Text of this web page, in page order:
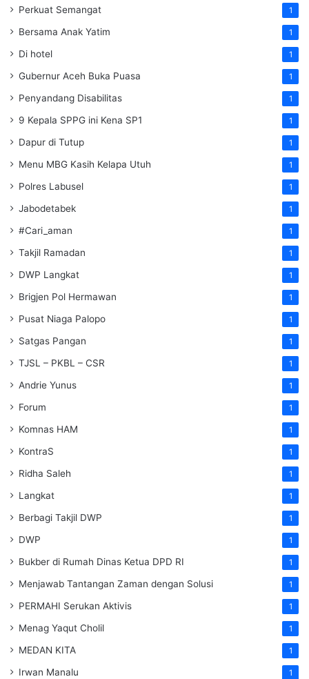
Perkuat Semangat 1
Bersama Anak Yatim 1
Di hotel 1
Gubernur Aceh Buka Puasa 1
Penyandang Disabilitas 1
9 Kepala SPPG ini Kena SP1 1
Dapur di Tutup 1
Menu MBG Kasih Kelapa Utuh 1
Polres Labusel 1
Jabodetabek 1
#Cari_aman 1
Takjil Ramadan 1
DWP Langkat 1
Brigjen Pol Hermawan 1
Pusat Niaga Palopo 1
Satgas Pangan 1
TJSL – PKBL – CSR 1
Andrie Yunus 1
Forum 1
Komnas HAM 1
KontraS 1
Ridha Saleh 1
Langkat 1
Berbagi Takjil DWP 1
DWP 1
Bukber di Rumah Dinas Ketua DPD RI 1
Menjawab Tantangan Zaman dengan Solusi 1
PERMAHI Serukan Aktivis 1
Menag Yaqut Cholil 1
MEDAN KITA 1
Irwan Manalu 1